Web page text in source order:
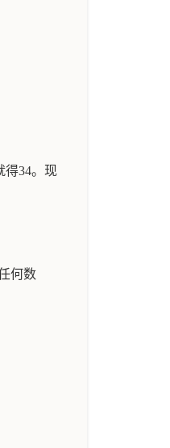
得34。现
何数